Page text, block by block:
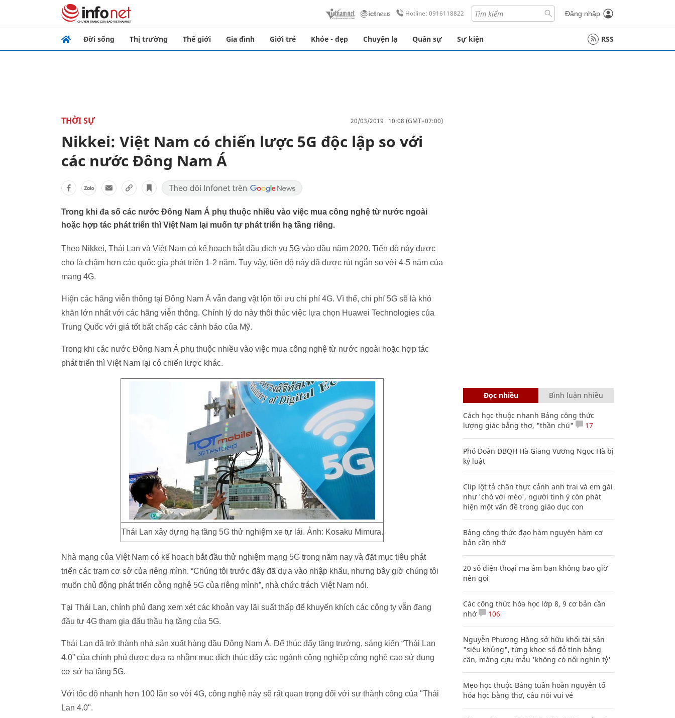
Hotline: 0916118822 Đăng nhập
Đời sống Thị trường Thế giới Gia đình Giới trẻ Khỏe - đẹp Chuyện lạ Quân sự Sự kiện RSS
THỜI SỰ 20/03/2019 10:08 (GMT+07:00)
Nikkei: Việt Nam có chiến lược 5G độc lập so với
các nước Đông Nam Á
Trong khi đa số các nước Đông Nam Á phụ thuộc nhiều vào việc mua công nghệ từ nước ngoài
hoặc hợp tác phát triển thì Việt Nam lại muốn tự phát triển hạ tầng riêng.
Theo Nikkei, Thái Lan và Việt Nam có kế hoạch bắt đầu dịch vụ 5G vào đầu năm 2020. Tiến độ này được
cho là chậm hơn các quốc gia phát triển 1-2 năm. Tuy vậy, tiến độ này đã được rút ngắn so với 4-5 năm của
mạng 4G.
Hiện các hãng viễn thông tại Đông Nam Á vẫn đang vật lộn tối ưu chi phí 4G. Vì thế, chi phí 5G sẽ là khó
khăn lớn nhất với các hãng viễn thông. Chính lý do này thôi thúc việc lựa chọn Huawei Technologies của
Trung Quốc với giá tốt bất chấp các cảnh báo của Mỹ.
Trong khi các nước Đông Nam Á phụ thuộc nhiều vào việc mua công nghệ từ nước ngoài hoặc hợp tác
phát triển thì Việt Nam lại có chiến lược khác.
Thái Lan xây dựng hạ tầng 5G thử nghiệm xe tự lái. Ảnh: Kosaku Mimura.
Nhà mạng của Việt Nam có kế hoạch bắt đầu thử nghiệm mạng 5G trong năm nay và đặt mục tiêu phát
triển các trạm cơ sở của riêng mình. “Chúng tôi trước đây đã dựa vào nhập khẩu, nhưng bây giờ chúng tôi
muốn chủ động phát triển công nghệ 5G của riêng mình”, nhà chức trách Việt Nam nói.
Tại Thái Lan, chính phủ đang xem xét các khoản vay lãi suất thấp để khuyến khích các công ty vẫn đang
đầu tư 4G tham gia đấu thầu hạ tầng của 5G.
Thái Lan đã trở thành nhà sản xuất hàng đầu Đông Nam Á. Để thúc đẩy tăng trưởng, sáng kiến “Thái Lan
4.0” của chính phủ được đưa ra nhằm mục đích thúc đẩy các ngành công nghiệp công nghệ cao sử dụng
cơ sở hạ tầng 5G.
Với tốc độ nhanh hơn 100 lần so với 4G, công nghệ này sẽ rất quan trọng đối với sự thành công của "Thái
Lan 4.0".
Đọc nhiều Bình luận nhiều
Cách học thuộc nhanh Bảng công thức
lượng giác bằng thơ, "thần chú"
17
Phó Đoàn ĐBQH Hà Giang Vương Ngọc Hà bị
kỷ luật
Clip lột tả chân thực cảnh anh trai và em gái
như 'chó với mèo', người tinh ý còn phát
hiện một vấn đề trong giáo dục con
Bảng công thức đạo hàm nguyên hàm cơ
bản cần nhớ
20 số điện thoại ma ám bạn không bao giờ
nên gọi
Các công thức hóa học lớp 8, 9 cơ bản cần
nhớ
106
Nguyễn Phương Hằng sở hữu khối tài sản
"siêu khủng", từng khoe sổ đỏ tính bằng
cân, mắng cựu mẫu 'không có nổi nghìn tỷ'
Mẹo học thuộc Bảng tuần hoàn nguyên tố
hóa học bằng thơ, câu nói vui vẻ